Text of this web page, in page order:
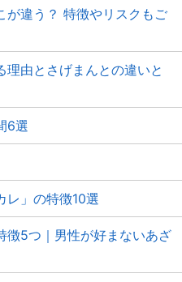
が違う？ 特徴やリスクもご
理由とさげまんとの違いと
6選
レ」の特徴10選
徴5つ｜男性が好まないあざ